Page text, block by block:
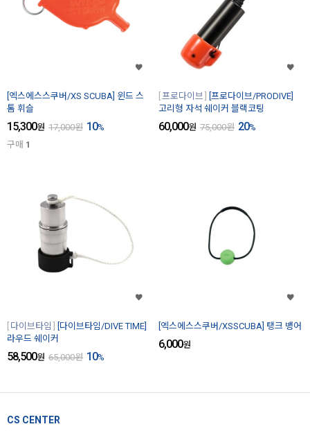
[엑스에스스쿠버/XS SCUBA] 윈드 스
톰 휘슬
15,300원 17,000원 10%
구매 1
프로다이브
[프로다이브/PRODIVE]
고리형 자석 쉐이커 블랙코팅
60,000원 75,000원 20%
다이브타임
[다이브타임/DIVE TIME]
라우드 쉐이커
58,500원 65,000원 10%
[엑스에스스쿠버/XSSCUBA] 탱크 뱅어
6,000원
CS CENTER